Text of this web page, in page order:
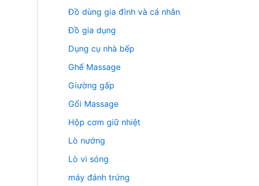
Đồ dùng gia đình và cá nhân
Đồ gia dụng
Dụng cụ nhà bếp
Ghế Massage
Giường gấp
Gối Massage
Hộp cơm giữ nhiệt
Lò nướng
Lò vi sóng
máy đánh trứng